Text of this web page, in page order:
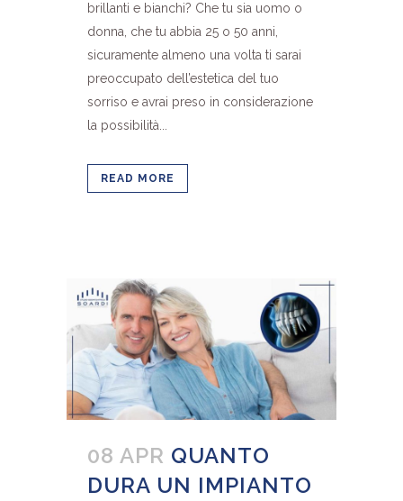
brillanti e bianchi? Che tu sia uomo o
donna, che tu abbia 25 o 50 anni,
sicuramente almeno una volta ti sarai
preoccupato dell’estetica del tuo
sorriso e avrai preso in considerazione
la possibilità...
READ MORE
08 APR QUANTO
DURA UN IMPIANTO